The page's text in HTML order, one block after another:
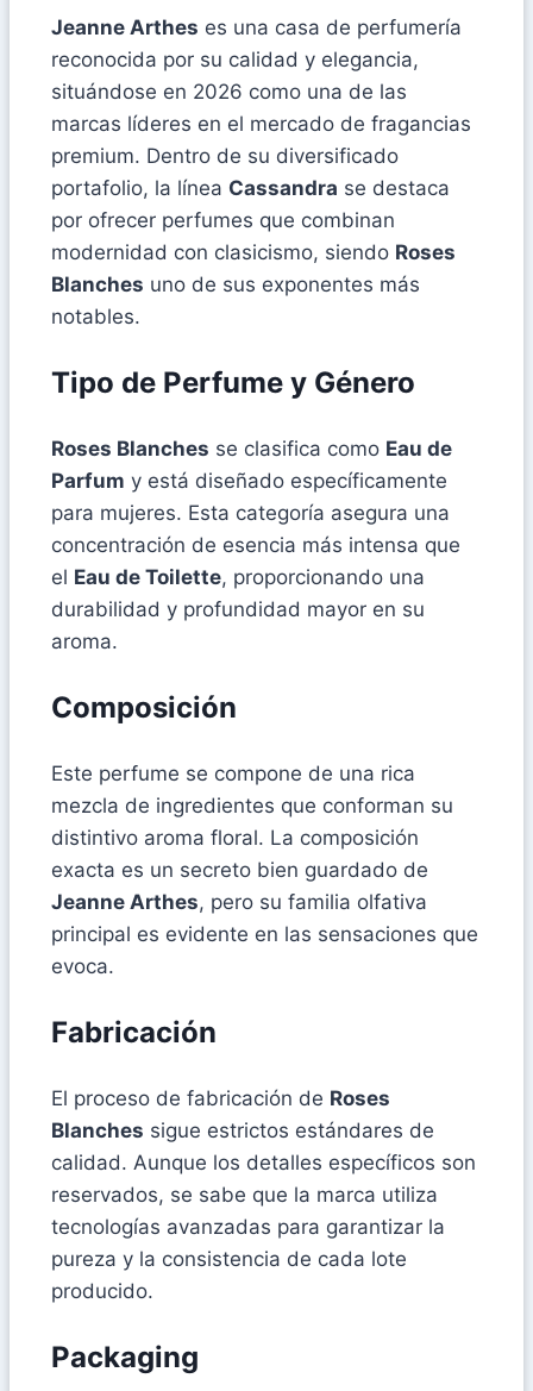
Jeanne Arthes es una casa de perfumería
reconocida por su calidad y elegancia,
situándose en 2026 como una de las
marcas líderes en el mercado de fragancias
premium. Dentro de su diversificado
portafolio, la línea Cassandra se destaca
por ofrecer perfumes que combinan
modernidad con clasicismo, siendo Roses
Blanches uno de sus exponentes más
notables.
Tipo de Perfume y Género
Roses Blanches se clasifica como Eau de
Parfum y está diseñado específicamente
para mujeres. Esta categoría asegura una
concentración de esencia más intensa que
el Eau de Toilette, proporcionando una
durabilidad y profundidad mayor en su
aroma.
Composición
Este perfume se compone de una rica
mezcla de ingredientes que conforman su
distintivo aroma floral. La composición
exacta es un secreto bien guardado de
Jeanne Arthes, pero su familia olfativa
principal es evidente en las sensaciones que
evoca.
Fabricación
El proceso de fabricación de Roses
Blanches sigue estrictos estándares de
calidad. Aunque los detalles específicos son
reservados, se sabe que la marca utiliza
tecnologías avanzadas para garantizar la
pureza y la consistencia de cada lote
producido.
Packaging